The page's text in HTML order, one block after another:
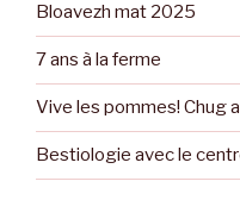
Bloavezh mat 2025
7 ans à la ferme
Vive les pommes! Chug
Bestiologie avec le